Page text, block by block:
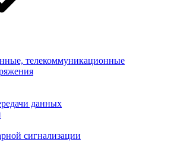
телекоммуникационные
данных
сигнализации